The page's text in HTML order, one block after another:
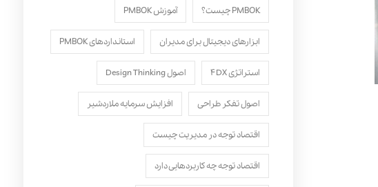
PMBOK چیست؟ آموزش PMBOK
ابزارهای دیجیتال برای مدیران استانداردهای PMBOK
استراتژی ۴DX اصول Design Thinking
اصول تفکر طراحی افزایش سرمایه ملاردشیر
اقتصاد توجه در مدیریت چیست
اقتصاد توجه چه کاربردهایی دارد